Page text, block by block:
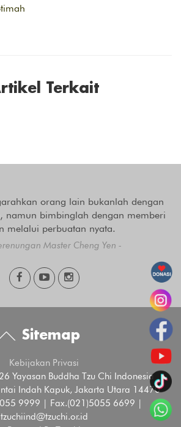
Terkait
orang lain bukanlah dengan
namun bimbinglah dengan memberi
melalui perbuatan nyata.
Master Cheng Yen -
Sitemap
Kebijakan Privasi
Yayasan Buddha Tzu Chi Indonesia
Indah Kapuk, Jakarta Utara 14470
9999 | Fax.(021)5055 6699 |
tzuchiind@tzuchi.or.id